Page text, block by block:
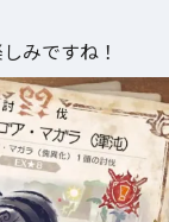
みですね！